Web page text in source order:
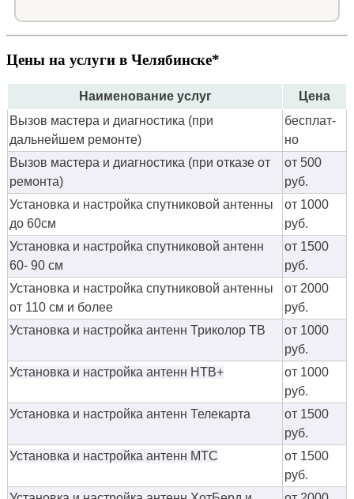
Цены на услуги в Челябинске*
Наименование услуг
Цена
Вызов мастера и диагностика (при
дальнейшем ремонте)
бес­плат­
но
Вызов мастера и диагностика (при отказе от
ремонта)
от 500
руб.
Установка и настройка спутниковой антенны
до 60см
от 1000
руб.
Установка и настройка спутниковой антенн
60- 90 см
от 1500
руб.
Установка и настройка спутниковой антенны
от 110 см и более
от 2000
руб.
Установка и настройка антенн Триколор ТВ
от 1000
руб.
Установка и настройка антенн НТВ+
от 1000
руб.
Установка и настройка антенн Телекарта
от 1500
руб.
Установка и настройка антенн МТС
от 1500
руб.